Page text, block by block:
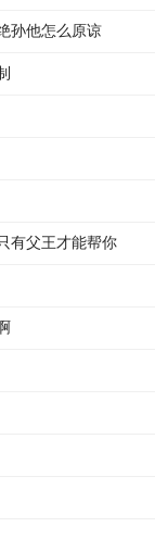
孙他怎么原谅
有父王才能帮你